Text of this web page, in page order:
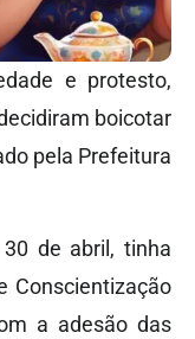
e protesto,
boicotar
pela Prefeitura
de abril, tinha
Conscientização
a adesão das